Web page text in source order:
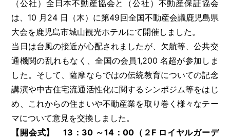
（公社）全日本不動産協会と（公社）不動産保証協会
は、10 月24 日（木）に第49回全国不動産会議鹿児島県
大会を鹿児島市城山観光ホテルにて開催しました。
当日は台風の接近が心配されましたが、欠航等、公共交
通機関の乱れもなく、全国の会員1,200 名超が参加しま
した。そして、薩摩ならではの伝統教育についての記念
講演や中古住宅流通活性化に関するシンポジム等をはじ
め、これからの住まいや不動産業を取り巻く様々なテー
マについて意見を交換しました。
【開会式】 13：30 ～14：00（２F ロイヤルガーデ